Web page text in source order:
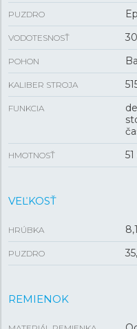
PUZDRO
VODOTESNOSŤ
POHON
KALIBER STROJA
FUNKCIA
HMOTNOSŤ
VEĽKOSŤ
HRÚBKA
PUZDRO
REMIENOK